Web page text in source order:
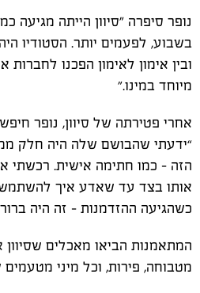
נופר סיפרה "סיוון הייתה מגיעה
בשבוע, לפעמים יותר. הסטודיו
ובין אימון לאימון הפכנו לחברות
מיוחד במינו.”
אחרי פטירתה של סיוון, נופר
“ידעתי שהבושם שלה היה חלק
הזה – כמו חתימה אישית. רכשתי
אותו בצד עד שאדע איך להשתמש
כשהגיעה ההזדמנות – זה היה
המתאמנות הביאו מאכלים
מטבוחה, פירות, וכל מיני מטעמים